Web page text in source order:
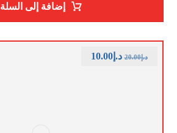
إضافة إلى السلة
د.إ20.00 د.إ10.00